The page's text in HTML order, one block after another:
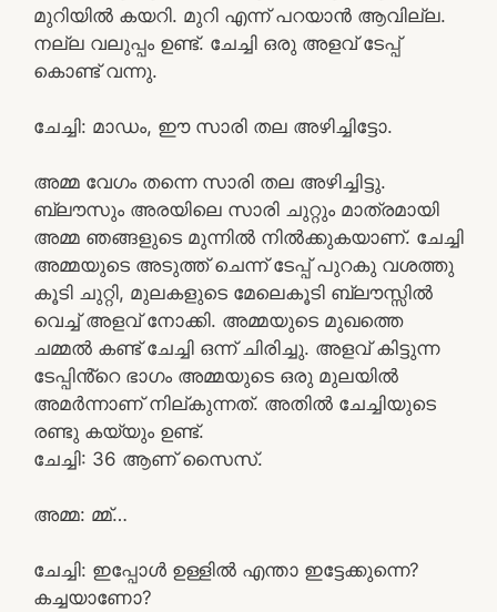
മുറിയിൽ കയറി. മുറി എന്ന് പറയാൻ ആവില്ല.
നല്ല വലുപ്പം ഉണ്ട്. ചേച്ചി ഒരു അളവ് ടേപ്പ്
കൊണ്ട് വന്നു.
ചേച്ചി: മാഡം, ഈ സാരി തല അഴിച്ചിട്ടോ.
അമ്മ വേഗം തന്നെ സാരി തല അഴിച്ചിട്ടു.
ബ്ലൗസും അരയിലെ സാരി ചുറ്റും മാത്രമായി
അമ്മ ഞങ്ങളുടെ മുന്നിൽ നിൽക്കുകയാണ്. ചേച്ചി
അമ്മയുടെ അടുത്ത് ചെന്ന് ടേപ്പ് പുറകു വശത്തു
കൂടി ചുറ്റി, മുലകളുടെ മേലെകൂടി ബ്ലൗസ്സിൽ
വെച്ച് അളവ് നോക്കി. അമ്മയുടെ മുഖത്തെ
ചമ്മൽ കണ്ട് ചേച്ചി ഒന്ന് ചിരിച്ചു. അളവ് കിട്ടുന്ന
ടേപ്പിൻ്റെ ഭാഗം അമ്മയുടെ ഒരു മുലയിൽ
അമർന്നാണ് നില്കുന്നത്. അതിൽ ചേച്ചിയുടെ
രണ്ടു കയ്യും ഉണ്ട്.
ചേച്ചി: 36 ആണ് സൈസ്.
അമ്മ: മ്മ്…
ചേച്ചി: ഇപ്പോൾ ഉള്ളിൽ എന്താ ഇട്ടേക്കുന്നെ?
കച്ചയാണോ?